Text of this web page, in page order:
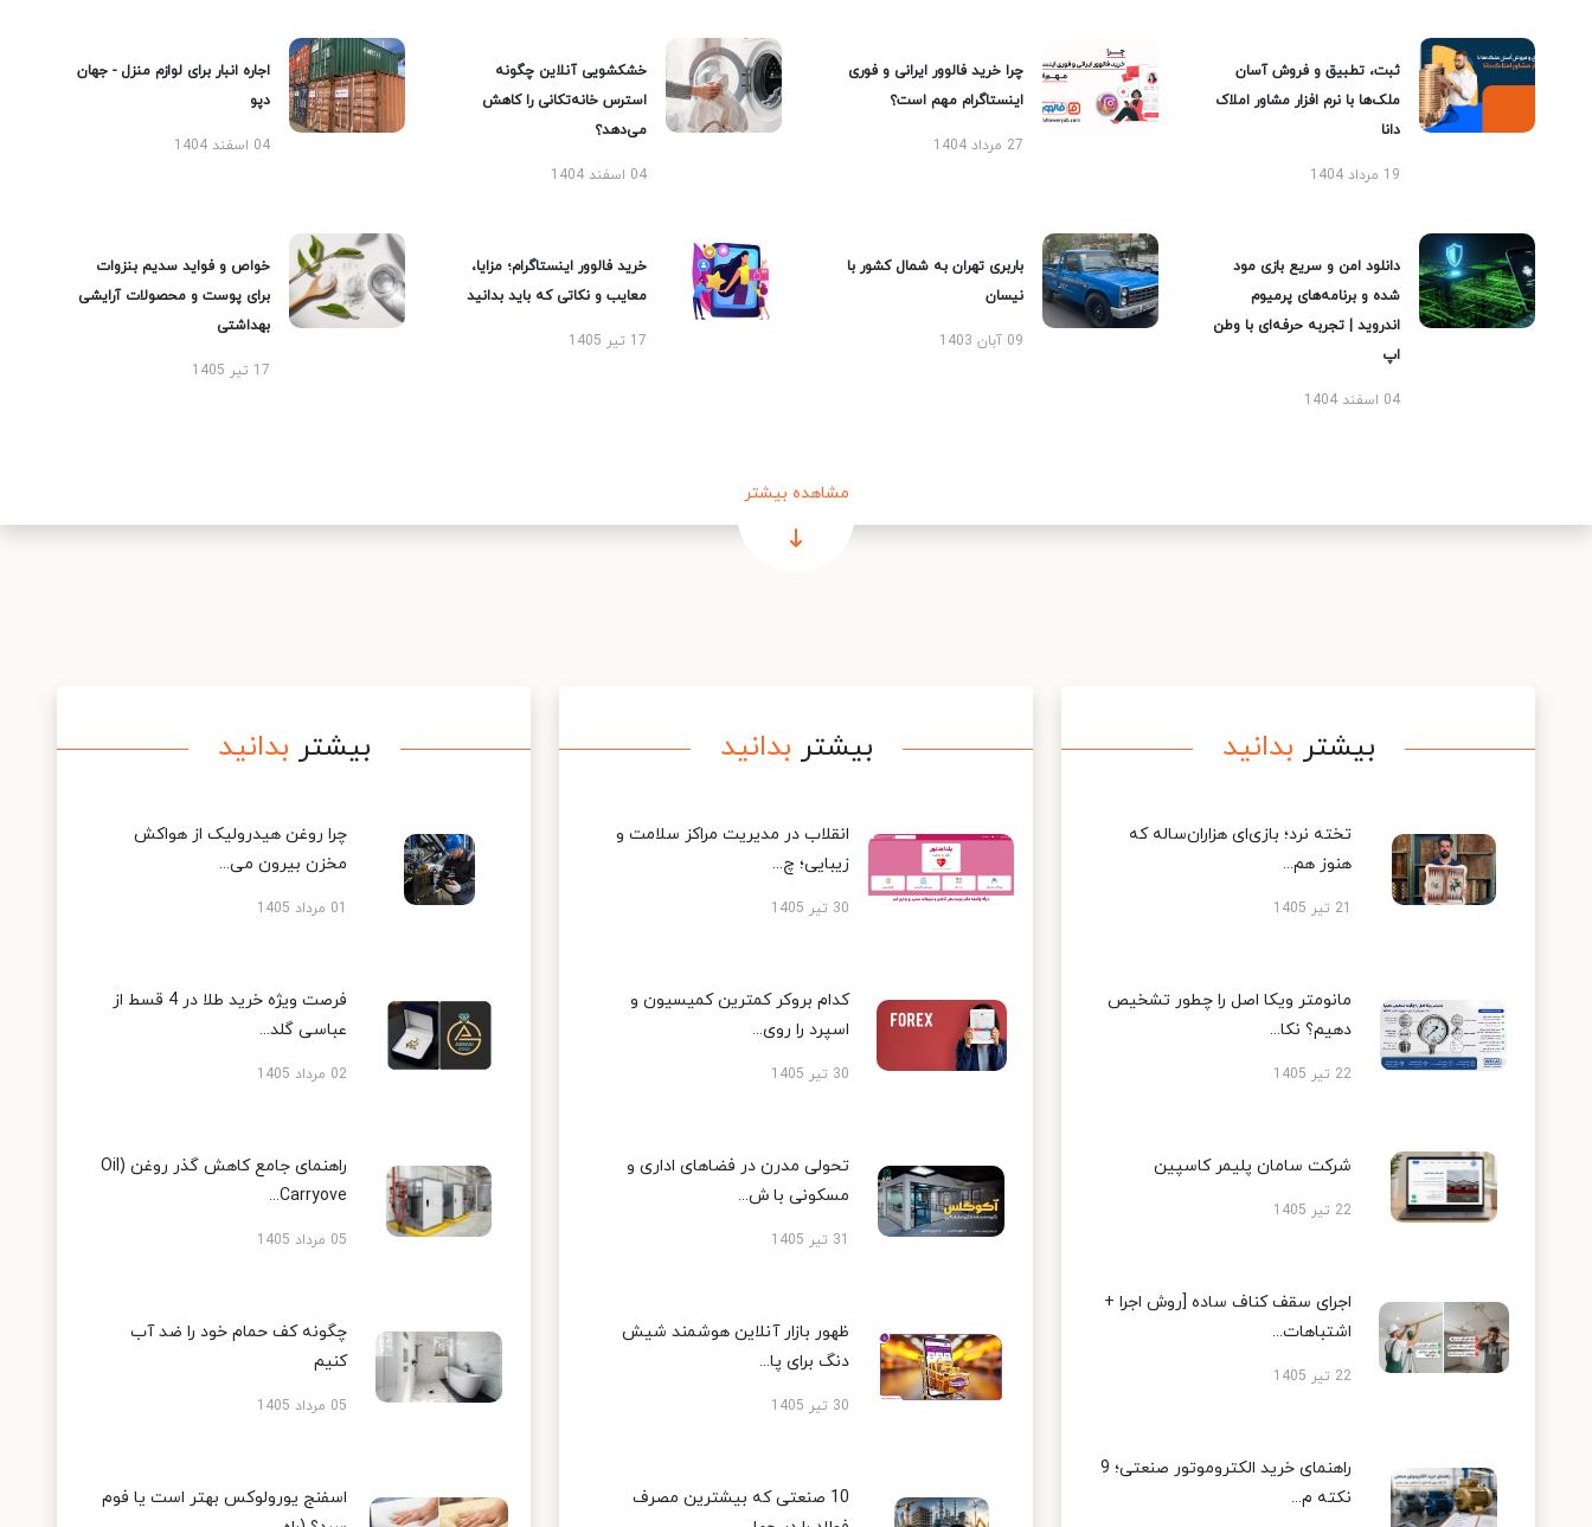
ثبت، تطبیق و فروش آسان
ملک‌ها با نرم افزار مشاور املاک
دانا
19 مرداد 1404
چرا خرید فالوور ایرانی و فوری
اینستاگرام مهم است؟
27 مرداد 1404
خشکشویی آنلاین چگونه
استرس خانه‌تکانی را کاهش
می‌دهد؟
04 اسفند 1404
اجاره انبار برای لوازم منزل - جهان
دپو
04 اسفند 1404
دانلود امن و سریع بازی مود
شده و برنامه‌های پرمیوم
اندروید | تجربه حرفه‌ای با وطن
اپ
04 اسفند 1404
باربری تهران به شمال کشور با
نیسان
09 آبان 1403
خرید فالوور اینستاگرام؛ مزایا،
معایب و نکاتی که باید بدانید
17 تیر 1405
خواص و فواید سدیم بنزوات
برای پوست و محصولات آرایشی
بهداشتی
17 تیر 1405
مشاهده بیشتر
بیشتر بدانید
تخته نرد؛ بازی‌ای هزاران‌ساله که
هنوز هم...
21 تیر 1405
مانومتر ویکا اصل را چطور تشخیص
دهیم؟ نکا...
22 تیر 1405
شرکت سامان پلیمر کاسپین
22 تیر 1405
اجرای سقف کناف ساده [روش اجرا +
اشتباهات...
22 تیر 1405
راهنمای خرید الکتروموتور صنعتی؛ 9
نکته م...
بیشتر بدانید
انقلاب در مدیریت مراکز سلامت و
زیبایی؛ چ...
30 تیر 1405
کدام بروکر کمترین کمیسیون و
اسپرد را روی...
30 تیر 1405
تحولی مدرن در فضاهای اداری و
مسکونی با ش...
31 تیر 1405
ظهور بازار آنلاین هوشمند شیش
دنگ برای پا...
30 تیر 1405
10 صنعتی که بیشترین مصرف
بیشتر بدانید
چرا روغن هیدرولیک از هواکش
مخزن بیرون می...
01 مرداد 1405
فرصت ویژه خرید طلا در 4 قسط از
عباسی گلد...
02 مرداد 1405
راهنمای جامع کاهش گذر روغن (Oil
Carryove...
05 مرداد 1405
چگونه کف حمام خود را ضد آب
کنیم
05 مرداد 1405
اسفنج یورولوکس بهتر است یا فوم